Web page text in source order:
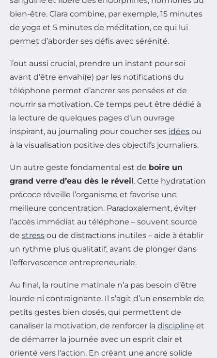
bien-être. Clara combine, par exemple, 15 minutes
de yoga et 5 minutes de méditation, ce qui lui
permet d’aborder ses défis avec sérénité.
Tout aussi crucial, prendre un instant pour soi
avant d’être envahi(e) par les notifications du
téléphone permet d’ancrer ses pensées et de
nourrir sa motivation. Ce temps peut être dédié à
la lecture de quelques pages d’un ouvrage
inspirant, au journaling pour coucher ses idées ou
à la visualisation positive des objectifs journaliers.
Un autre geste fondamental est de boire un
grand verre d’eau dès le réveil. Cette hydratation
précoce réveille l’organisme et favorise une
meilleure concentration. Paradoxalement, éviter
l’accès immédiat au téléphone – souvent source
de stress ou de distractions inutiles – aide à établir
un rythme plus qualitatif, avant de plonger dans
l’effervescence entrepreneuriale.
Au final, la routine matinale n’a pas besoin d’être
lourde ni contraignante. Il s’agit d’un ensemble de
petits gestes bien dosés, qui permettent de
canaliser la motivation, de renforcer la discipline et
de démarrer la journée avec un esprit clair et
orienté vers l’action. En créant une ancre solide